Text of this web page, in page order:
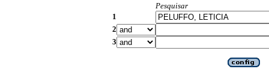
Pesquisar
1
2
3